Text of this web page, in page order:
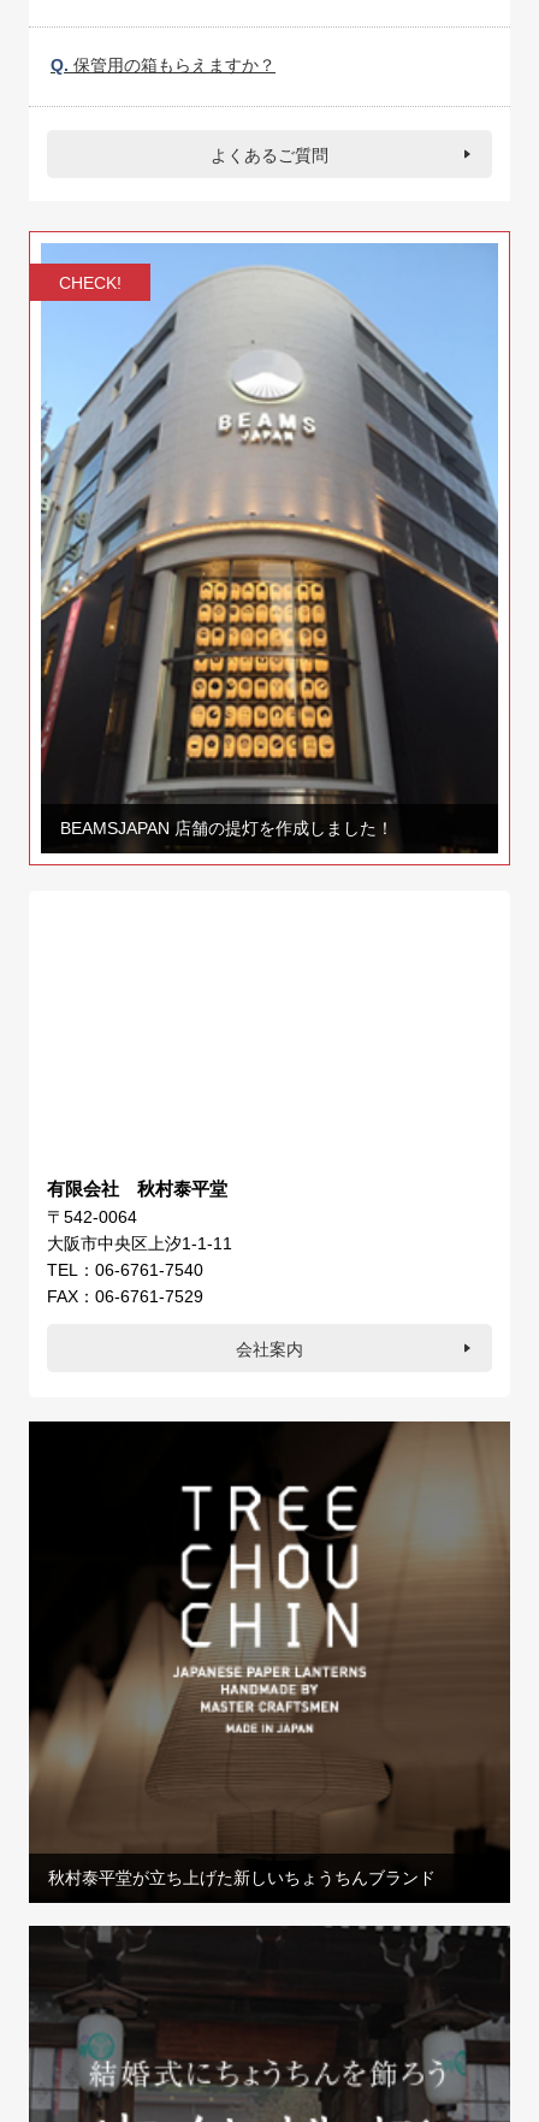
Q. 保管用の箱もらえますか？
よくあるご質問
CHECK!
BEAMSJAPAN 店舗の提灯を作成しました！
有限会社 秋村泰平堂
〒542-0064
大阪市中央区上汐1-1-11
TEL：06-6761-7540
FAX：06-6761-7529
会社案内
秋村泰平堂が立ち上げた新しいちょうちんブランド